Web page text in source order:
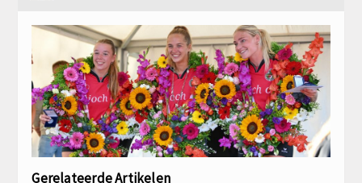
Gerelateerde Artikelen